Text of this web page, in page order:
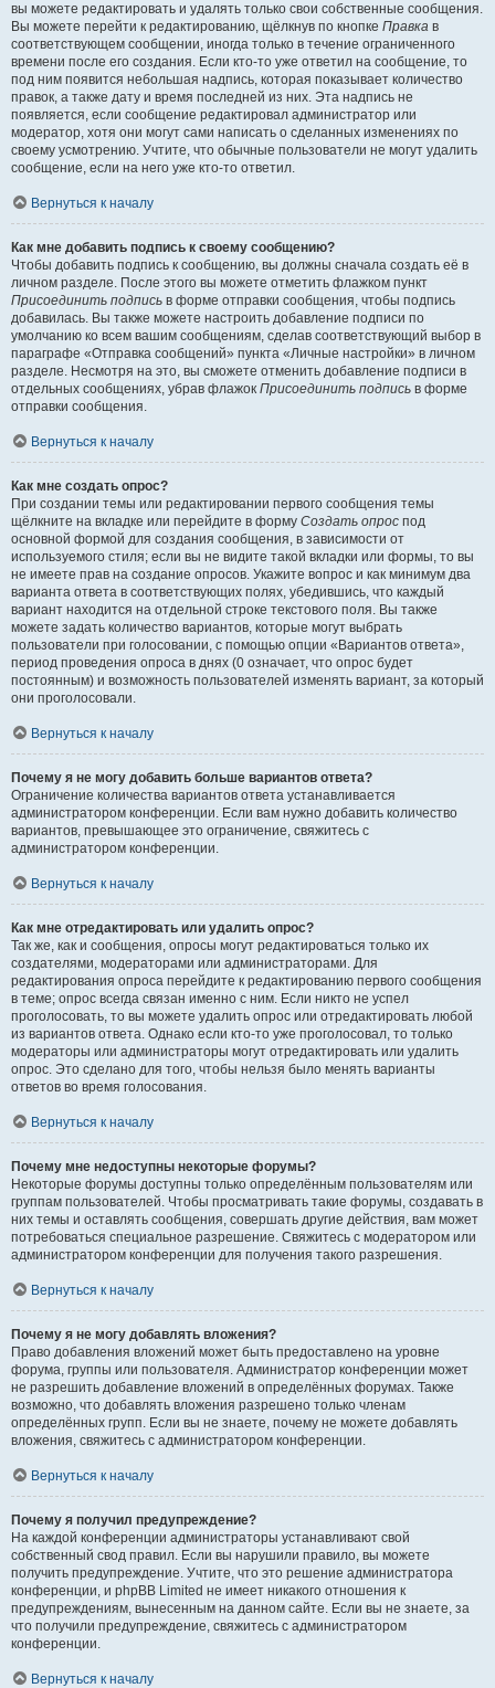
вы можете редактировать и удалять только свои собственные сообщения.
Вы можете перейти к редактированию, щёлкнув по кнопке Правка в
соответствующем сообщении, иногда только в течение ограниченного
времени после его создания. Если кто-то уже ответил на сообщение, то
под ним появится небольшая надпись, которая показывает количество
правок, а также дату и время последней из них. Эта надпись не
появляется, если сообщение редактировал администратор или
модератор, хотя они могут сами написать о сделанных изменениях по
своему усмотрению. Учтите, что обычные пользователи не могут удалить
сообщение, если на него уже кто-то ответил.
Вернуться к началу
Как мне добавить подпись к своему сообщению?
Чтобы добавить подпись к сообщению, вы должны сначала создать её в
личном разделе. После этого вы можете отметить флажком пункт
Присоединить подпись в форме отправки сообщения, чтобы подпись
добавилась. Вы также можете настроить добавление подписи по
умолчанию ко всем вашим сообщениям, сделав соответствующий выбор в
параграфе «Отправка сообщений» пункта «Личные настройки» в личном
разделе. Несмотря на это, вы сможете отменить добавление подписи в
отдельных сообщениях, убрав флажок Присоединить подпись в форме
отправки сообщения.
Вернуться к началу
Как мне создать опрос?
При создании темы или редактировании первого сообщения темы
щёлкните на вкладке или перейдите в форму Создать опрос под
основной формой для создания сообщения, в зависимости от
используемого стиля; если вы не видите такой вкладки или формы, то вы
не имеете прав на создание опросов. Укажите вопрос и как минимум два
варианта ответа в соответствующих полях, убедившись, что каждый
вариант находится на отдельной строке текстового поля. Вы также
можете задать количество вариантов, которые могут выбрать
пользователи при голосовании, с помощью опции «Вариантов ответа»,
период проведения опроса в днях (0 означает, что опрос будет
постоянным) и возможность пользователей изменять вариант, за который
они проголосовали.
Вернуться к началу
Почему я не могу добавить больше вариантов ответа?
Ограничение количества вариантов ответа устанавливается
администратором конференции. Если вам нужно добавить количество
вариантов, превышающее это ограничение, свяжитесь с
администратором конференции.
Вернуться к началу
Как мне отредактировать или удалить опрос?
Так же, как и сообщения, опросы могут редактироваться только их
создателями, модераторами или администраторами. Для
редактирования опроса перейдите к редактированию первого сообщения
в теме; опрос всегда связан именно с ним. Если никто не успел
проголосовать, то вы можете удалить опрос или отредактировать любой
из вариантов ответа. Однако если кто-то уже проголосовал, то только
модераторы или администраторы могут отредактировать или удалить
опрос. Это сделано для того, чтобы нельзя было менять варианты
ответов во время голосования.
Вернуться к началу
Почему мне недоступны некоторые форумы?
Некоторые форумы доступны только определённым пользователям или
группам пользователей. Чтобы просматривать такие форумы, создавать в
них темы и оставлять сообщения, совершать другие действия, вам может
потребоваться специальное разрешение. Свяжитесь с модератором или
администратором конференции для получения такого разрешения.
Вернуться к началу
Почему я не могу добавлять вложения?
Право добавления вложений может быть предоставлено на уровне
форума, группы или пользователя. Администратор конференции может
не разрешить добавление вложений в определённых форумах. Также
возможно, что добавлять вложения разрешено только членам
определённых групп. Если вы не знаете, почему не можете добавлять
вложения, свяжитесь с администратором конференции.
Вернуться к началу
Почему я получил предупреждение?
На каждой конференции администраторы устанавливают свой
собственный свод правил. Если вы нарушили правило, вы можете
получить предупреждение. Учтите, что это решение администратора
конференции, и phpBB Limited не имеет никакого отношения к
предупреждениям, вынесенным на данном сайте. Если вы не знаете, за
что получили предупреждение, свяжитесь с администратором
конференции.
Вернуться к началу